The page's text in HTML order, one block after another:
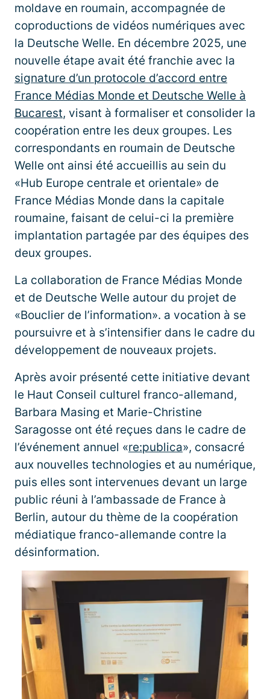
moldave en roumain, accompagnée de
coproductions de vidéos numériques avec
la Deutsche Welle. En décembre 2025, une
nouvelle étape avait été franchie avec la
signature d’un protocole d’accord entre
France Médias Monde et Deutsche Welle à
Bucarest, visant à formaliser et consolider la
coopération entre les deux groupes. Les
correspondants en roumain de Deutsche
Welle ont ainsi été accueillis au sein du
«Hub Europe centrale et orientale» de
France Médias Monde dans la capitale
roumaine, faisant de celui-ci la première
implantation partagée par des équipes des
deux groupes.
La collaboration de France Médias Monde
et de Deutsche Welle autour du projet de
«Bouclier de l’information». a vocation à se
poursuivre et à s’intensifier dans le cadre du
développement de nouveaux projets.
Après avoir présenté cette initiative devant
le Haut Conseil culturel franco-allemand,
Barbara Masing et Marie-Christine
Saragosse ont été reçues dans le cadre de
l’événement annuel «re:publica», consacré
aux nouvelles technologies et au numérique,
puis elles sont intervenues devant un large
public réuni à l’ambassade de France à
Berlin, autour du thème de la coopération
médiatique franco-allemande contre la
désinformation.